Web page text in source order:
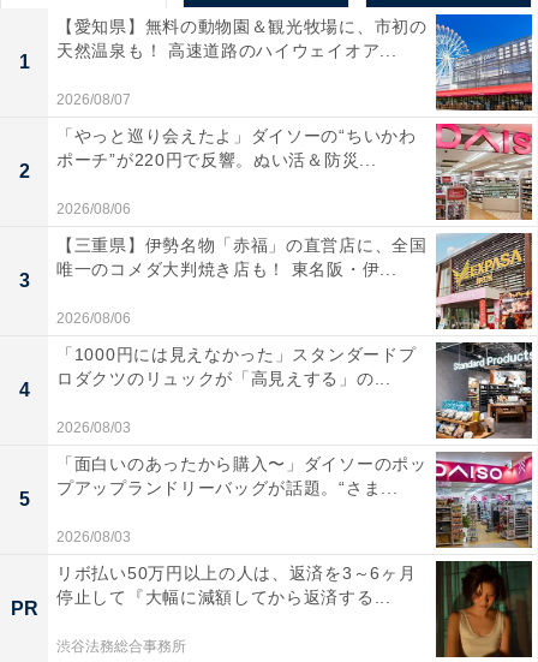
1
【愛知県】無料の動物園＆観光牧場に、市初の
天然温泉も！ 高速道路のハイウェイオア...
2026/08/07
2
「やっと巡り会えたよ」ダイソーの“ちいかわ
ポーチ”が220円で反響。ぬい活＆防災...
2026/08/06
3
【三重県】伊勢名物「赤福」の直営店に、全国
唯一のコメダ大判焼き店も！ 東名阪・伊...
2026/08/06
4
「1000円には見えなかった」スタンダードプ
ロダクツのリュックが「高見えする」の...
2026/08/03
5
「面白いのあったから購入〜」ダイソーのポッ
プアップランドリーバッグが話題。“さま...
2026/08/03
PR
リボ払い50万円以上の人は、返済を3～6ヶ月
停止して『大幅に減額してから返済する...
渋谷法務総合事務所